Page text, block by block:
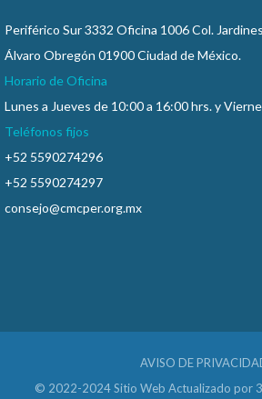
Periférico Sur 3332 Oficina 1006 Col.
Álvaro Obregón 01900 Ciudad de México.
Horario de Oficina
Lunes a Jueves de 10:00 a 16:00 hrs. y
Teléfonos fijos
+52 5590274296
+52 5590274297
consejo@cmcper.org.mx
AVISO DE
© 2022-2024 Sitio Web Actualizado por